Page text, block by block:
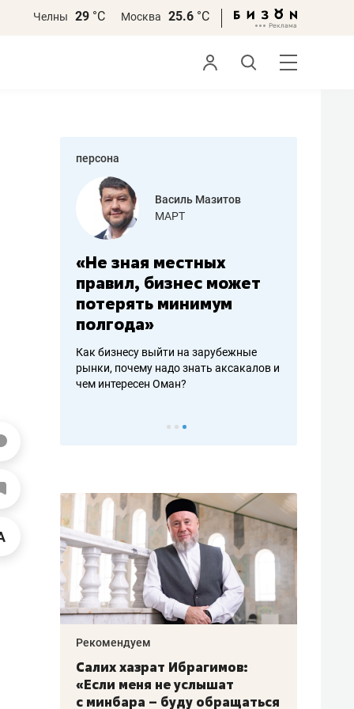
Челны 29 °С Москва 25.6 °С
персона
Василь Мазитов
МАРТ
«Не зная местных
правил, бизнес может
потерять минимум
полгода»
Как бизнесу выйти на зарубежные
рынки, почему надо знать аксакалов и
чем интересен Оман?
Рекомендуем
Салих хазрат Ибрагимов:
«Если меня не услышат
с минбара – буду обращаться